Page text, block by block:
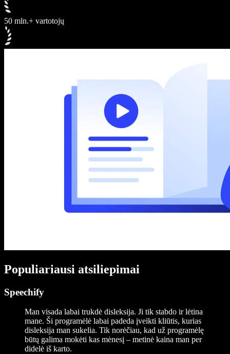
50 mln.+ vartotojų
Populiariausi atsiliepimai
Speechify
Man visada labai trukdė disleksija. Ji tik stabdo ir lėtina
mane. Ši programėlė labai padeda įveikti kliūtis, kurias
disleksija man sukelia. Tik norėčiau, kad už programėlę
būtų galima mokėti kas mėnesį – metinė kaina man per
didelė iš karto.